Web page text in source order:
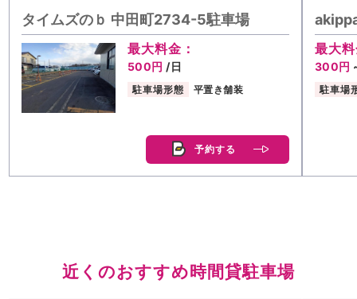
タイムズのｂ 中田町2734-5駐車場
最大料金：
500円 /日
駐車場形態 平置き舗装
予約する
最大
300円
駐車場
近くのおすすめ時間貸駐車場